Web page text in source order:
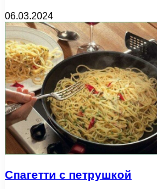
06.03.2024
Спагетти с петрушкой